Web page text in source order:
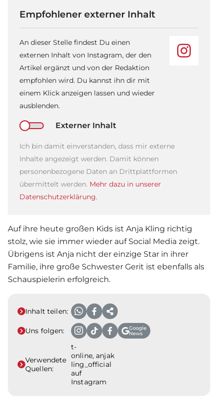
Empfohlener externer Inhalt
An dieser Stelle findest Du einen
externen Inhalt von Instagram, der den
Artikel ergänzt und von der Redaktion
empfohlen wird. Du kannst ihn dir mit
einem Klick anzeigen lassen und wieder
ausblenden.
Externer Inhalt
Ich bin damit einverstanden, dass mir externe
Inhalte angezeigt werden. Damit können
personenbezogene Daten an Drittplattformen
übermittelt werden. Mehr dazu in unserer
Datenschutzerklärung.
Auf ihre heute großen Kids ist Anja Kling richtig
stolz, wie sie immer wieder auf Social Media zeigt.
Übrigens ist Anja nicht der einzige Star in ihrer
Familie, ihre große Schwester Gerit ist ebenfalls als
Schauspielerin erfolgreich.
Inhalt teilen:
Uns folgen:
Google
News
Verwendete
Quellen:
t-
online, anjak
ling_official
auf
Instagram